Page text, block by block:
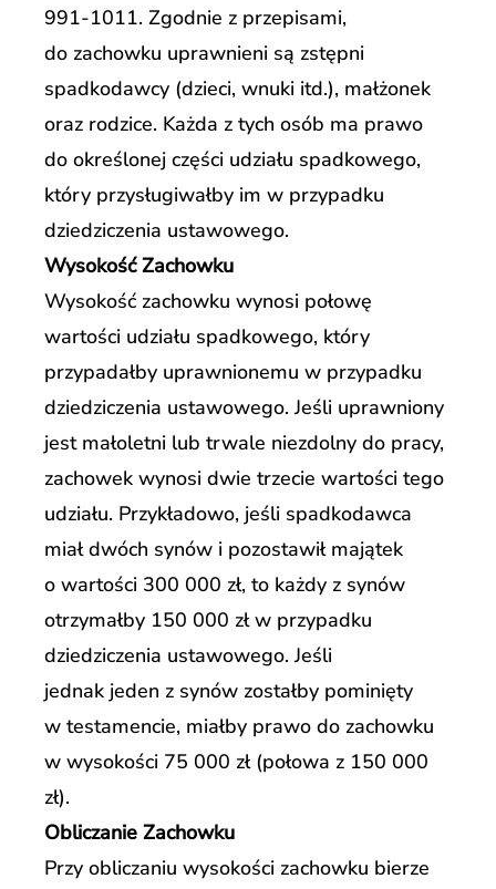
991-1011. Zgodnie z przepisami,
do zachowku uprawnieni są zstępni
spadkodawcy (dzieci, wnuki itd.), małżonek
oraz rodzice. Każda z tych osób ma prawo
do określonej części udziału spadkowego,
który przysługiwałby im w przypadku
dziedziczenia ustawowego.
Wysokość Zachowku
Wysokość zachowku wynosi połowę
wartości udziału spadkowego, który
przypadałby uprawnionemu w przypadku
dziedziczenia ustawowego. Jeśli uprawniony
jest małoletni lub trwale niezdolny do pracy,
zachowek wynosi dwie trzecie wartości tego
udziału. Przykładowo, jeśli spadkodawca
miał dwóch synów i pozostawił majątek
o wartości 300 000 zł, to każdy z synów
otrzymałby 150 000 zł w przypadku
dziedziczenia ustawowego. Jeśli
jednak jeden z synów zostałby pominięty
w testamencie, miałby prawo do zachowku
w wysokości 75 000 zł (połowa z 150 000
zł).
Obliczanie Zachowku
Przy obliczaniu wysokości zachowku bierze